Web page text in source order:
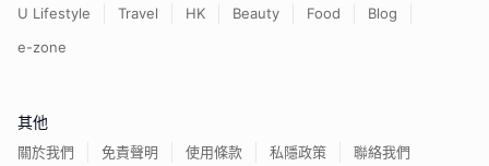
U Lifestyle Travel HK Beauty Food
Blog
e-zone
其他
關於我們 免責聲明 使用條款 私隱政策 聯絡我們